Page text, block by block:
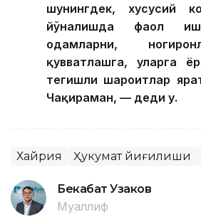
шунингдек, хусусий
йўналишда фаол
одамларни,
қувватлашга, уларга
тегишли шароитлар
Чақираман, — деди у.
Хайрия Ҳукумат йиғилиши
Бекабат Узаков
Муаллиф